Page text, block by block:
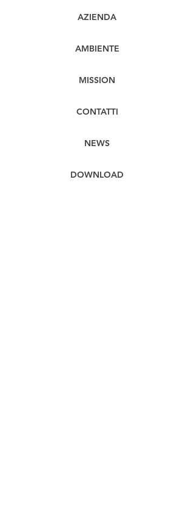
AZIENDA
AMBIENTE
MISSION
CONTATTI
NEWS
DOWNLOAD